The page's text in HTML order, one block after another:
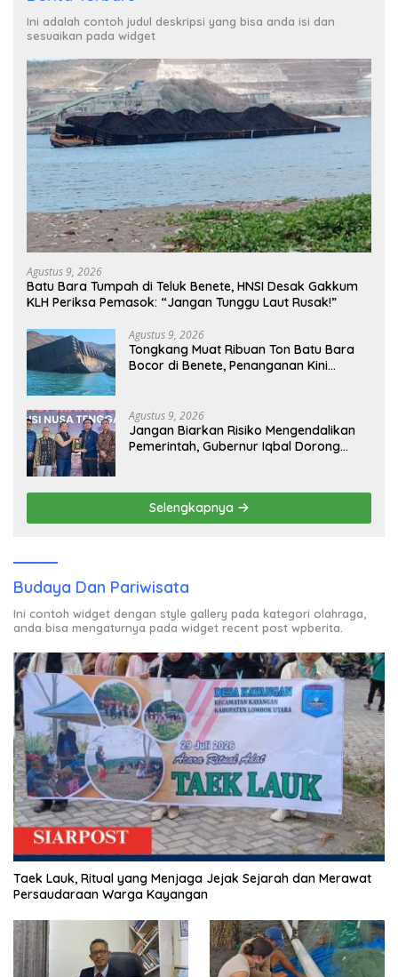
Ini adalah contoh judul deskripsi yang bisa anda isi dan
sesuaikan pada widget
Agustus 9, 2026
Batu Bara Tumpah di Teluk Benete, HNSI Desak Gakkum
KLH Periksa Pemasok: “Jangan Tunggu Laut Rusak!”
Agustus 9, 2026
Tongkang Muat Ribuan Ton Batu Bara
Bocor di Benete, Penanganan Kini
Agustus 9, 2026
Jangan Biarkan Risiko Mengendalikan
Pemerintah, Gubernur Iqbal Dorong
Selengkapnya
Budaya Dan Pariwisata
Ini contoh widget dengan style gallery pada kategori olahraga,
anda bisa mengaturnya pada widget recent post wpberita.
Taek Lauk, Ritual yang Menjaga Jejak Sejarah dan Merawat
Persaudaraan Warga Kayangan